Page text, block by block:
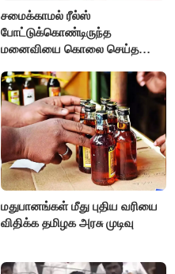
சமைக்காமல் ரீல்ஸ்
போட்டுக்கொண்டிருந்த
மனைவியை கொலை செய்த
மதுபானங்கள் மீது புதிய வரியை
விதிக்க தமிழக அரசு முடிவு